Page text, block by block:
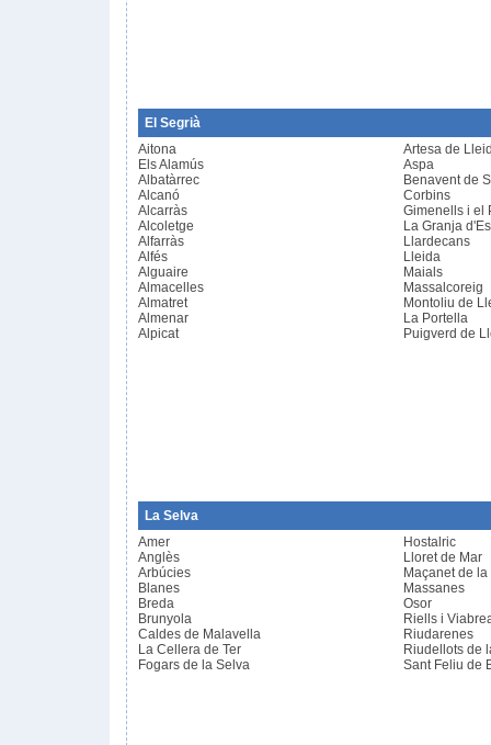
El Segrià
Aitona
Els Alamús
Albatàrrec
Alcanó
Alcarràs
Alcoletge
Alfarràs
Alfés
Alguaire
Almacelles
Almatret
Almenar
Alpicat
Artesa de
Aspa
Benavent de
Corbins
Gimenells i el
La Granja
Llardecans
Lleida
Maials
Massalcoreig
Montoliu de
La Portella
Puigverd de
La Selva
Amer
Anglès
Arbúcies
Blanes
Breda
Brunyola
Caldes de Malavella
La Cellera de Ter
Fogars de la Selva
Hostalric
Lloret de Mar
Maçanet de
Massanes
Osor
Riells i
Riudarenes
Riudellots de
Sant Feliu de